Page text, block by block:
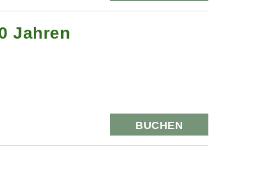
Jahren
BUCHEN